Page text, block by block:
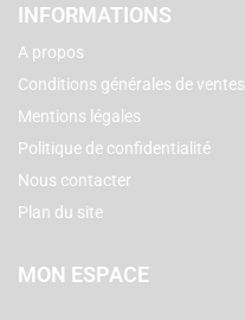
INFORMATIONS
A propos
Conditions générales de ventes
Mentions légales
Politique de confidentialité
Nous contacter
Plan du site
MON ESPACE